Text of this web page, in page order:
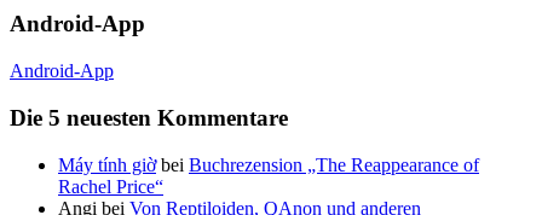
Android-App
Android-App
Die 5 neuesten Kommentare
Máy tính giờbei Buchrezension „The Reappearance of
Rachel Price“
Angi bei Von Reptiloiden, QAnon und anderen